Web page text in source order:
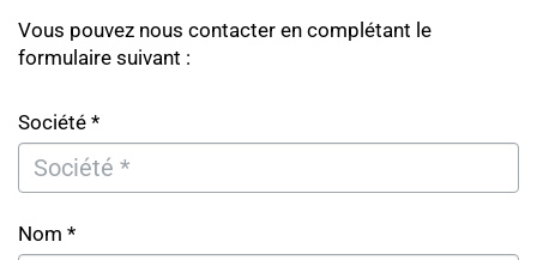
Vous pouvez nous contacter en complétant le
formulaire suivant :
Société *
Nom *